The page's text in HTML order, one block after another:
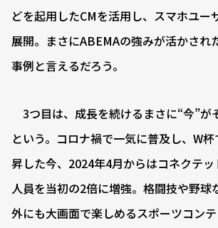
どを起用したCMを活用し、スマホユー
展開。まさにABEMAの強みが活かされ
事例と言えるだろう。
3つ目は、成長を続けるまさに“今”が
という。コロナ禍で一気に普及し、W
昇した今、2024年4月からはコネクテ
人員を当初の2倍に増強。格闘技や野球
外にも大画面で楽しめるスポーツコン